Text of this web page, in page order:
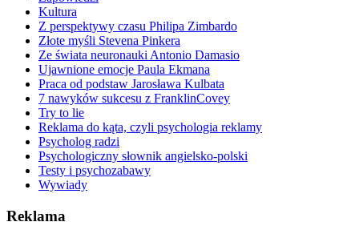
Kultura
Z perspektywy czasu Philipa Zimbardo
Złote myśli Stevena Pinkera
Ze świata neuronauki Antonio Damasio
Ujawnione emocje Paula Ekmana
Praca od podstaw Jarosława Kulbata
7 nawyków sukcesu z FranklinCovey
Try to lie
Reklama do kąta, czyli psychologia reklamy
Psycholog radzi
Psychologiczny słownik angielsko-polski
Testy i psychozabawy
Wywiady
Reklama